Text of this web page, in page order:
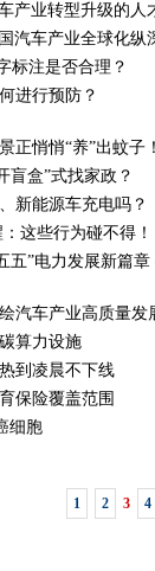
产业转型升级的人
汽车产业全球化纵
标注是否合理？
进行预防？
正悄悄“养”出蚊子
盲盒”式找家政？
新能源车充电吗？
这些行为碰不得！
五”电力发展新篇
汽车产业高质量发
算力设施
到凌晨不下线
保险覆盖范围
细胞
1 2 3 4